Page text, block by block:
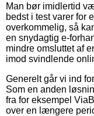
Man bør imidlertid
bedst i test varer for
overkommelig, så
en snydagtig e-
mindre omsluttet af
imod svindlende
Generelt går vi ind
Som en anden
fra for eksempel
over en længere